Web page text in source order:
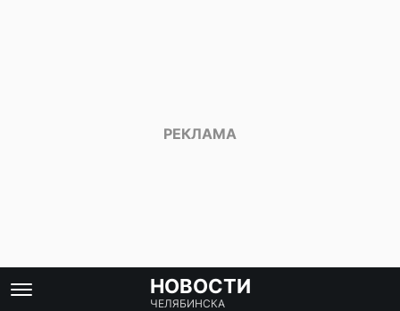
НОВОСТИ
ЧЕЛЯБИНСКА